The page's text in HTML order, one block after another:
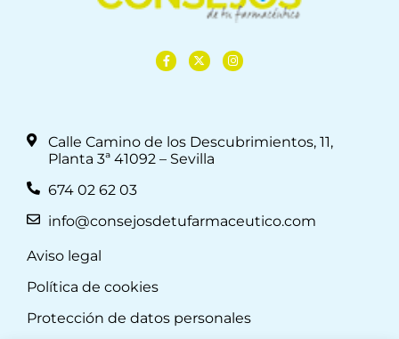
Calle Camino de los Descubrimientos, 11,
Planta 3ª 41092 – Sevilla
674 02 62 03
info@consejosdetufarmaceutico.com
Aviso legal
Política de cookies
Protección de datos personales